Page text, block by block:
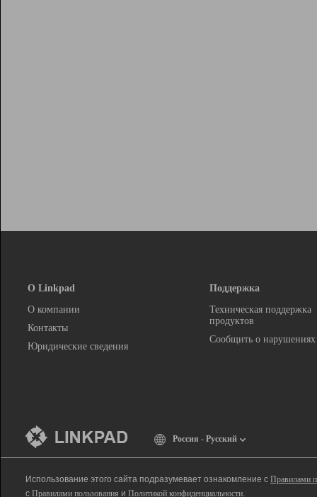
О Linkpad
О компании
Контакты
Юридические сведения
Поддержка
Техническая поддержка
продуктов
Сообщить о нарушениях
Россия - Русский
Использование этого сайта подразумевает ознакомление с Правилами
с Правилами пользования и Политикой конфиденциальности.